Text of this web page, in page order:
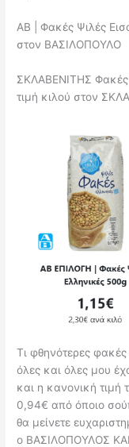
ΑΒ | Φακές Ψιλές
στον ΒΑΣΙΛΟΠΟΥΛΟ
ΣΚΛΑΒΕΝΙΤΗΣ Φακές
τιμή κιλού στον
Τι φθηνότερες
όλες και όλες μου
και η κανονική
0,94€ από όποιο
θα μείνετε
ο ΒΑΣΙΛΟΠΟΥΛΟΣ